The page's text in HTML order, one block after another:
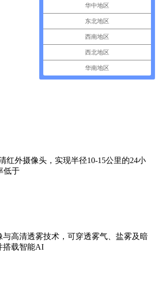
红外摄像头，实现半径10-15公里的24小
低于
高清透雾技术，可穿透雾气、盐雾及暗
搭载智能AI
华中地区
东北地区
西南地区
西北地区
华南地区